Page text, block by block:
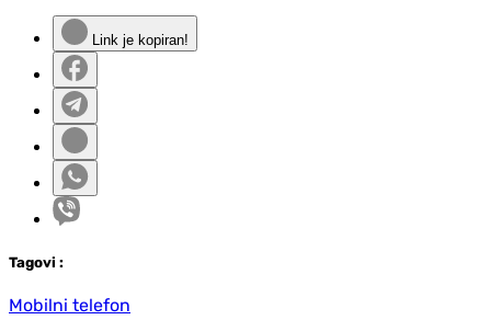
Link je kopiran!
Tagovi :
Mobilni telefon